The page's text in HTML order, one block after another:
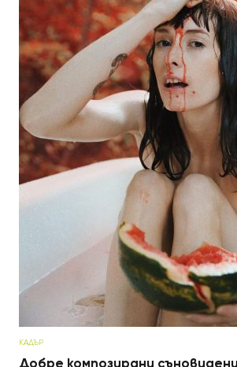
КАДЪР
Добре композирани